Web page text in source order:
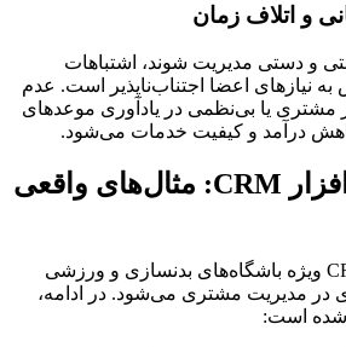
و اتلاف زمان
و دستی مدیریت شوند، اشتباهات
به نیازهای اعضا اجتناب‌ناپذیر است. عدم
یا بی‌نظمی در یادآوری موعدهای
درآمد و کیفیت خدمات می‌شود.
راه‌حل‌های نرم افزار CRM: مثال‌های واقعی
استفاده از نرم افزار CRM ویژه باشگاه‌های بدنسازی و ورزشی
در مدیریت مشتری می‌شود. در ادامه،
شده است: